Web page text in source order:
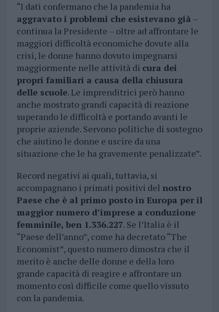
“I dati confermano che la pandemia ha
aggravato i problemi che esistevano già –
continua la Presidente – oltre ad affrontare le
maggiori difficoltà economiche dovute alla
crisi, le donne hanno dovuto impegnarsi
maggiormente nelle attività di cura dei
propri familiari a causa della chiusura
delle scuole. Le imprenditrici però hanno
anche mostrato grandi capacità di reazione
superando le difficoltà e portando avanti le
proprie aziende. Servono politiche di sostegno
che aiutino le donne e uscire da una
situazione che le ha gravemente penalizzate”.
Record negativi ai quali, tuttavia, si
accompagnano i primati positivi del nostro
Paese che è al primo posto in Europa per il
maggior numero d’imprese a conduzione
femminile, ben 1.336.227. Se l’Italia è il
“Paese dell’anno”, come ha decretato “The
Economist”, questo numero dimostra che il
merito è anche delle donne e della loro
grande capacità di reagire e affrontare un
momento così difficile come quello vissuto
con la pandemia.